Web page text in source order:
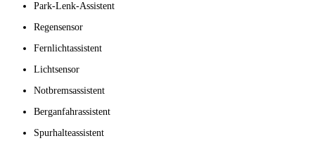
Park-Lenk-Assistent
Regensensor
Fernlichtassistent
Lichtsensor
Notbremsassistent
Berganfahrassistent
Spurhalteassistent